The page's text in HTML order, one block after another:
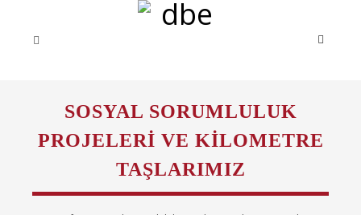
SOSYAL SORUMLULUK
PROJELERI VE KILOMETRE
TAŞLARIMIZ